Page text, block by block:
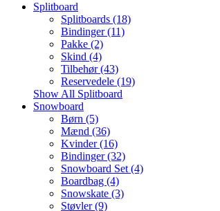
Splitboard
Splitboards (18)
Bindinger (11)
Pakke (2)
Skind (4)
Tilbehør (43)
Reservedele (19)
Show All Splitboard
Snowboard
Børn (5)
Mænd (36)
Kvinder (16)
Bindinger (32)
Snowboard Set (4)
Boardbag (4)
Snowskate (3)
Støvler (9)